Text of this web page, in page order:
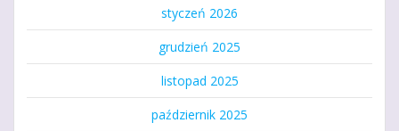
styczeń 2026
grudzień 2025
listopad 2025
październik 2025